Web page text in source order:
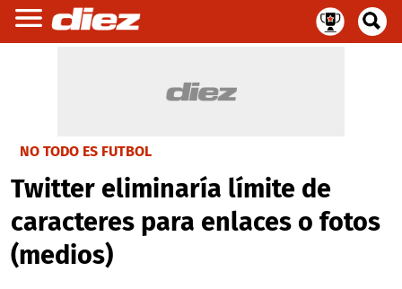
NO TODO ES FUTBOL
Twitter eliminaría límite de
caracteres para enlaces o fotos
(medios)